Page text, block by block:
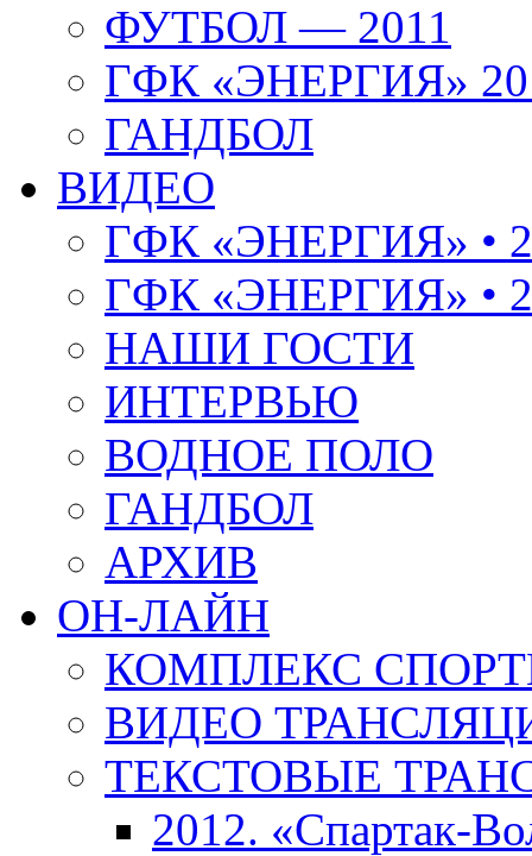
ФУТБОЛ — 2011
ГФК «ЭНЕРГИЯ»
ГАНДБОЛ
ВИДЕО
ГФК «ЭНЕРГИЯ» •
ГФК «ЭНЕРГИЯ» •
НАШИ ГОСТИ
ИНТЕРВЬЮ
ВОДНОЕ ПОЛО
ГАНДБОЛ
АРХИВ
ОН-ЛАЙН
КОМПЛЕКС
ВИДЕО
ТЕКСТОВЫЕ
2012. «Спартак-